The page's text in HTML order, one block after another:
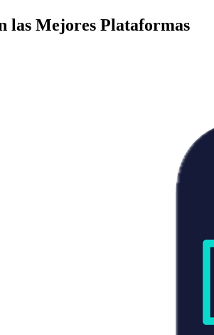
las Mejores Plataformas